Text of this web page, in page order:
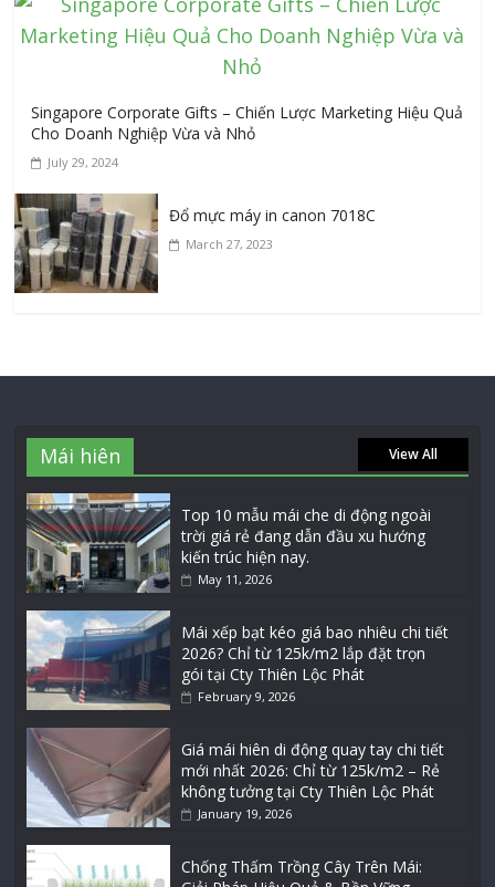
Singapore Corporate Gifts – Chiến Lược Marketing Hiệu Quả
Cho Doanh Nghiệp Vừa và Nhỏ
July 29, 2024
Đổ mực máy in canon 7018C
March 27, 2023
Mái hiên View All
Top 10 mẫu mái che di động ngoài
trời giá rẻ đang dẫn đầu xu hướng
kiến trúc hiện nay.
May 11, 2026
Mái xếp bạt kéo giá bao nhiêu chi tiết
2026? Chỉ từ 125k/m2 lắp đặt trọn
gói tại Cty Thiên Lộc Phát
February 9, 2026
Giá mái hiên di động quay tay chi tiết
mới nhất 2026: Chỉ từ 125k/m2 – Rẻ
không tưởng tại Cty Thiên Lộc Phát
January 19, 2026
Chống Thấm Trồng Cây Trên Mái: